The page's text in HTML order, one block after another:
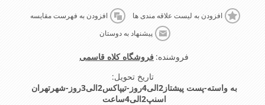
افزودن به لیست علاقه مندی ها افزودن به فهرست مقایسه
پیشنهاد به دوستان
فروشنده: فروشگاه کلاه قاسمی
تاریخ تحویل:
به واسته-پست پیشتاز2الی4روز-تیپاکس2الی3روز-شهرتهران
اسنپ2الی4ساعت